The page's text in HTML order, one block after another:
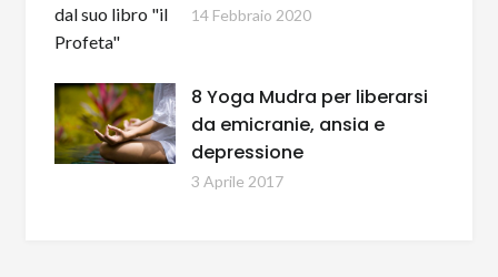
14 Febbraio 2020
8 Yoga Mudra per liberarsi
da emicranie, ansia e
depressione
3 Aprile 2017